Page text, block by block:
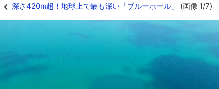
深さ420m超！地球上で最も深い「ブルーホール」 (画像 1/7)